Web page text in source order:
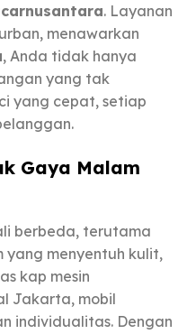
. Layanan
menawarkan
, Anda tidak hanya
yang tak
yang cepat, setiap
Gaya Malam
berbeda, terutama
yang menyentuh kulit,
kap mesin
Jakarta, mobil
individualitas. Dengan